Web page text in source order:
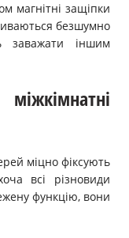
магнітні защіпки
безшумно
іншим
міцно фіксують
всі різновиди
функцію, вони